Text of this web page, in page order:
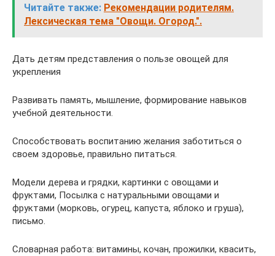
Читайте также: Рекомендации родителям.
Лексическая тема "Овощи. Огород.".
Дать детям представления о пользе овощей для
укрепления
Развивать память, мышление, формирование навыков
учебной деятельности.
Способствовать воспитанию желания заботиться о
своем здоровье, правильно питаться.
Модели дерева и грядки, картинки с овощами и
фруктами, Посылка с натуральными овощами и
фруктами (морковь, огурец, капуста, яблоко и груша),
письмо.
Словарная работа: витамины, кочан, прожилки, квасить,